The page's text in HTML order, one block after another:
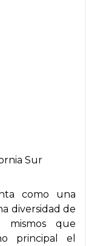
Sur
como una
diversidad de
mismos que
principal el